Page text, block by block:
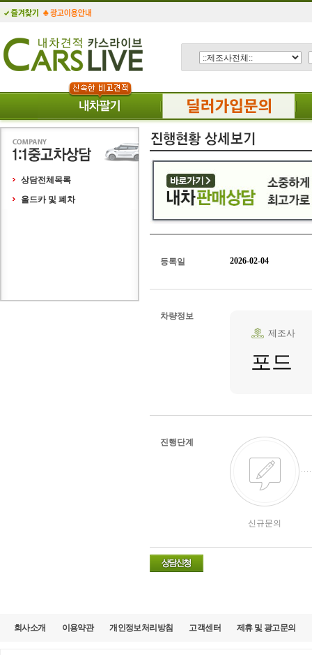
상담전체목록
올드카 및 폐차
등록일 2026-02-04
차량정보
제조사
포드
진행단계
신규문의
회사소개 이용약관 개인정보처리방침 고객센터 제휴 및 광고문의